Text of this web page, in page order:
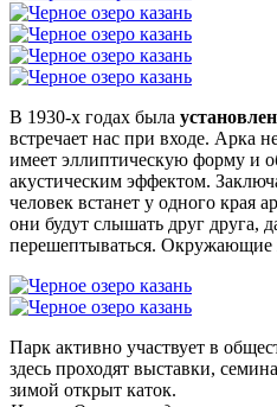
В 1930-х годах была
встречает нас при входе. Арка
имеет эллиптическую форму и
акустическим эффектом.
человек встанет у одного края
они будут слышать друг друга,
перешептываться. Окружающие
Парк активно участвует в
здесь проходят выставки,
зимой открыт каток.